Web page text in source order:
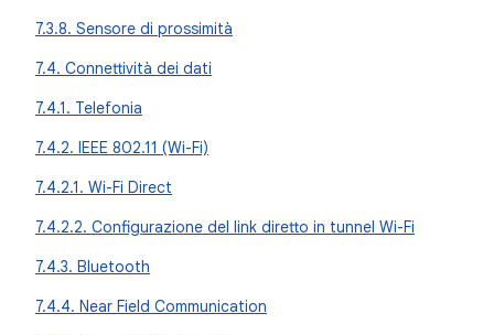
7.3.8. Sensore di prossimità
7.4. Connettività dei dati
7.4.1. Telefonia
7.4.2. IEEE 802.11 (Wi-Fi)
7.4.2.1. Wi-Fi Direct
7.4.2.2. Configurazione del link diretto in tunnel Wi-Fi
7.4.3. Bluetooth
7.4.4. Near Field Communication